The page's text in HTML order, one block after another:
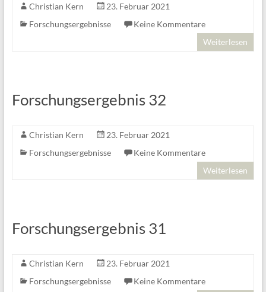
Christian Kern
23. Februar 2021
Forschungsergebnisse
Keine Kommentare
Weiterlesen
Forschungsergebnis 32
Christian Kern
23. Februar 2021
Forschungsergebnisse
Keine Kommentare
Weiterlesen
Forschungsergebnis 31
Christian Kern
23. Februar 2021
Forschungsergebnisse
Keine Kommentare